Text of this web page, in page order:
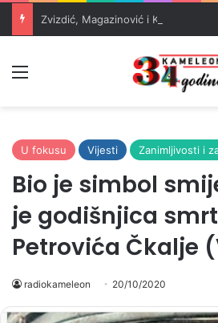
U fokusu Vijesti Zanimljivosti i
Bio je simbol
je godišnjica
Petrovića Čkalje
radiokameleon 20/10/2020